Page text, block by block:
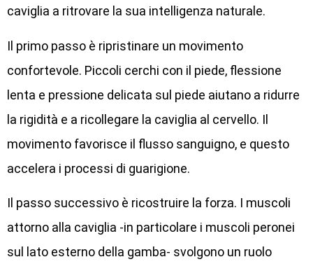
caviglia a ritrovare la sua intelligenza naturale.
Il primo passo è ripristinare un movimento
confortevole. Piccoli cerchi con il piede, flessione
lenta e pressione delicata sul piede aiutano a ridurre
la rigidità e a ricollegare la caviglia al cervello. Il
movimento favorisce il flusso sanguigno, e questo
accelera i processi di guarigione.
Il passo successivo è ricostruire la forza. I muscoli
attorno alla caviglia -in particolare i muscoli peronei
sul lato esterno della gamba- svolgono un ruolo